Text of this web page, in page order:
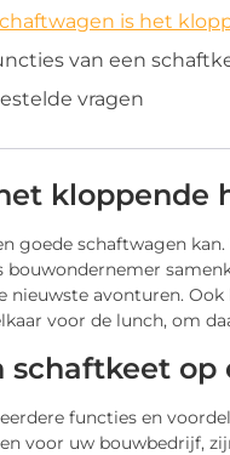
is het
van een
vragen
kloppende
goede schaftwagen
bouwondernemer
nieuwste avonturen.
voor de lunch, om
schaftkeet op
functies en
voor uw bouwbedrijf,